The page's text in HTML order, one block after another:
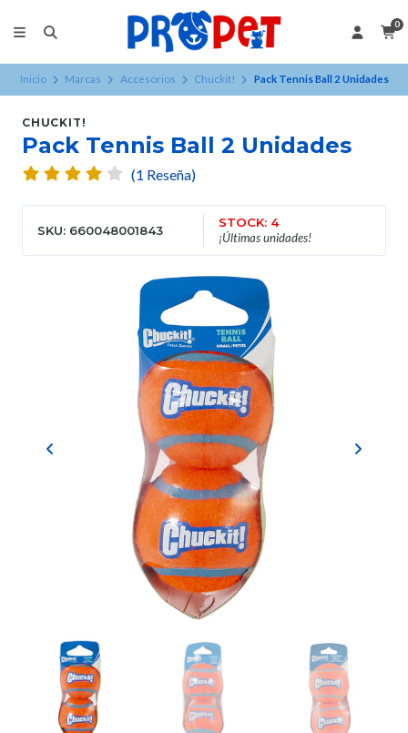
0
Inicio Marcas Accesorios Chuckit! Pack Tennis Ball 2 Unidades
CHUCKIT!
Pack Tennis Ball 2 Unidades
(1 Reseña)
SKU: 660048001843
STOCK: 4
¡Últimas unidades!